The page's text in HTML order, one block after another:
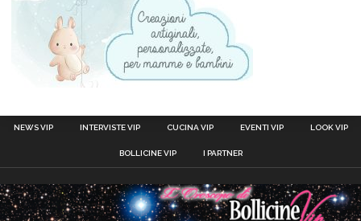
NEWS VIP INTERVISTE VIP CUCINA VIP EVENTI VIP LOOK VIP
BOLLICINE VIP I PARTNER